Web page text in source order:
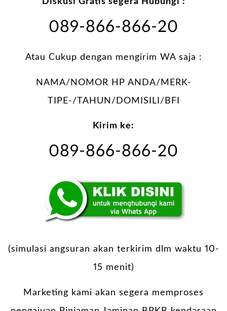
089-866-866-20
Atau Cukup dengan mengirim WA saja :
NAMA/NOMOR HP ANDA/MERK-
TIPE-/TAHUN/DOMISILI/BFI
Kirim ke:
089-866-866-20
(simulasi angsuran akan terkirim dlm waktu 10-
15 menit)
Marketing kami akan segera memproses